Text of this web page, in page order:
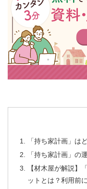
「持ち家計画」は
「持ち家計画」の
【材木屋が解説】
ットとは？利用前